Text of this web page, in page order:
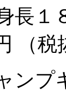
長１
（税
ンプ